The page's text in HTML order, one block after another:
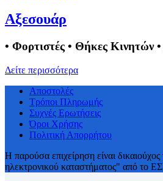
Αξεσουάρ
• Φορτιστές • Θήκες Κινητών
Δείτε περισσότερα
Αποστολές
Τρόποι Πληρωμής
Συχνές Ερωτήσεις
Όροι Χρήσης
Πολιτική Απορρήτου
H παρούσα επιχείρηση είναι
ηλεκτρονικού καταστήματος" από το